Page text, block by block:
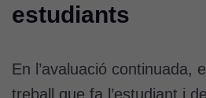
estudiants
En l’avaluació continuada,
treball que fa l’estudiant i